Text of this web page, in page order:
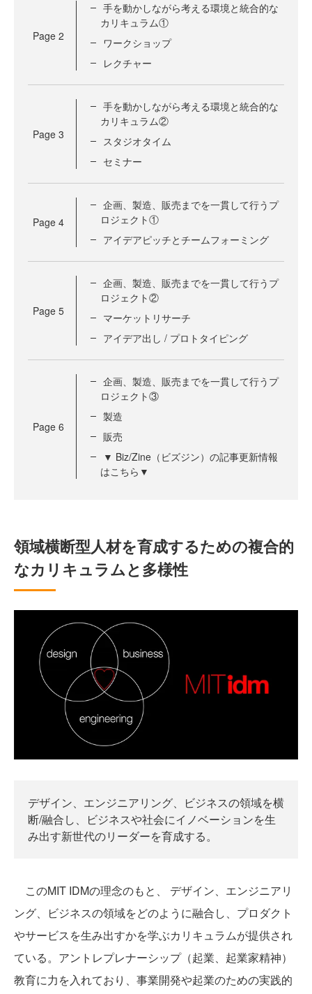
Page 2
手を動かしながら考える環境と統合的な
カリキュラム①
ワークショップ
レクチャー
Page 3
手を動かしながら考える環境と統合的な
カリキュラム②
スタジオタイム
セミナー
Page 4
企画、製造、販売までを一貫して行うプ
ロジェクト①
アイデアピッチとチームフォーミング
Page 5
企画、製造、販売までを一貫して行うプ
ロジェクト②
マーケットリサーチ
アイデア出し / プロトタイピング
Page 6
企画、製造、販売までを一貫して行うプ
ロジェクト③
製造
販売
▼ Biz/Zine（ビズジン）の記事更新情報
はこちら▼
領域横断型人材を育成するための複合的
なカリキュラムと多様性
デザイン、エンジニアリング、ビジネスの領域を横
断/融合し、ビジネスや社会にイノベーションを生
み出す新世代のリーダーを育成する。
このMIT IDMの理念のもと、 デザイン、エンジニアリ
ング、ビジネスの領域をどのように融合し、プロダクト
やサービスを生み出すかを学ぶカリキュラムが提供され
ている。アントレプレナーシップ（起業、起業家精神）
教育に力を入れており、事業開発や起業のための実践的